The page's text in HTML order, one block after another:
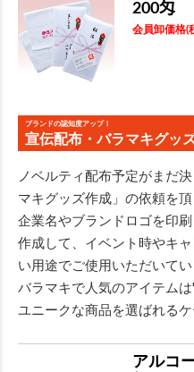
200匁
会員卸価格(
ブランドの認知度アップ！
宣伝配布・バラマキグッ
ノベルティ配布予定がまだ
マキグッズ作成」の依頼を
企業名やブランドロゴを印
作成して、イベント時やキ
い用途でご使用いただいてい
バラマキで人気のアイテムは
ユニークな商品を選ばれるケ
アルコ